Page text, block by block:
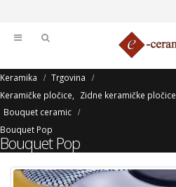
Keramika
Trgovina
Keramičke pločice
Zidne keramičke pločice
Bouquet ceramic
Bouquet Pop
Bouquet Pop